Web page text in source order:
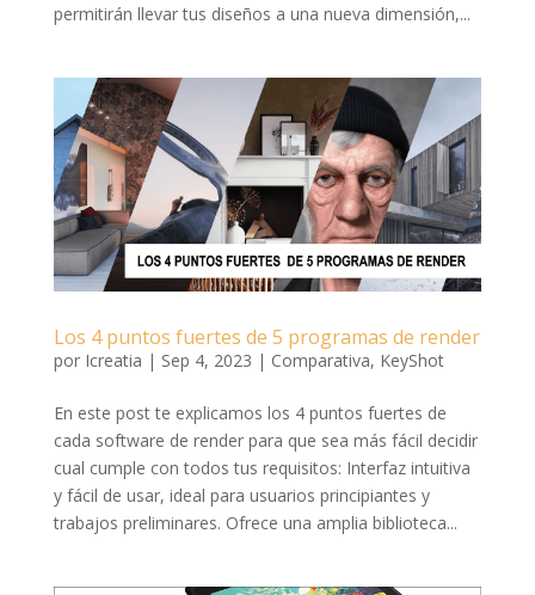
permitirán llevar tus diseños a una nueva dimensión,...
Los 4 puntos fuertes de 5 programas de render
por Icreatia | Sep 4, 2023 | Comparativa, KeyShot
En este post te explicamos los 4 puntos fuertes de
cada software de render para que sea más fácil decidir
cual cumple con todos tus requisitos: Interfaz intuitiva
y fácil de usar, ideal para usuarios principiantes y
trabajos preliminares. Ofrece una amplia biblioteca...